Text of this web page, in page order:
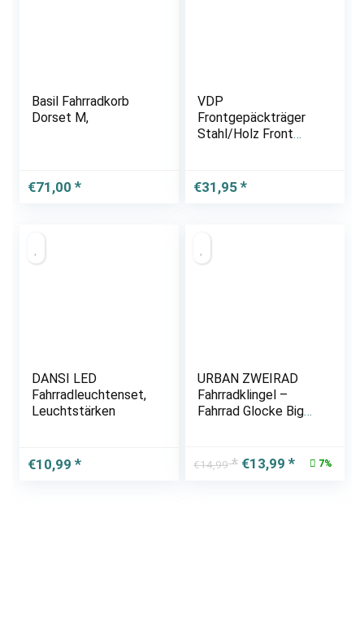
Basil Fahrradkorb
Dorset M,
€71,00
VDP
Frontgepäckträger
Stahl/Holz Front
€31,95
DANSI LED
Fahrradleuchtenset,
Leuchtstärken
€10,99
URBAN ZWEIRAD
Fahrradklingel –
Fahrrad Glocke Big
Damenfahrrad oder
Kinderfahrrad –
€14,99
Ursprünglicher
€13,99
Aktueller
7%